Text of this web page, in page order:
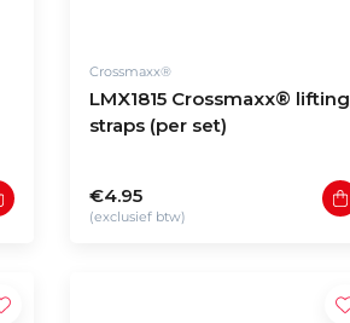
Crossmaxx®
LMX1815 Crossmaxx® lifting
straps (per set)
€4.95
(exclusief btw)